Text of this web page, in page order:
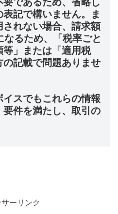
記で構いません。ま
れない場合、請求額
なるため、「税率ごと
等」または「適用税
記載で問題ありませ
スでもこれらの情報
要件を満たし、取引の
ーリンク